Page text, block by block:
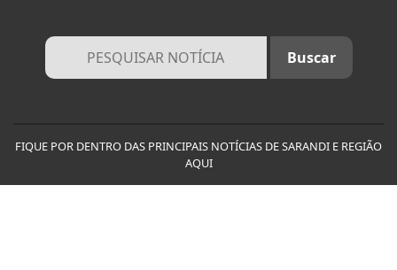
FIQUE POR DENTRO DAS PRINCIPAIS NOTÍCIAS DE SARANDI E REGIÃO
AQUI